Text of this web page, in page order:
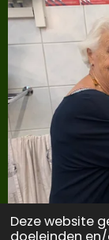
Deze website
doeleinden